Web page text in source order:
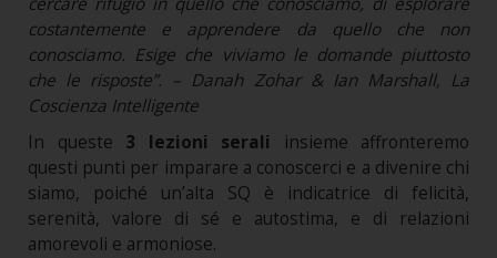
costantemente e apprendere da quello che non
conosciamo. Esige che viviamo le domande piuttosto
che le risposte”. – Danah Zohar & Ian Marshall, La
Coscienza Intelligente
In queste 3 lezioni serali insieme affronteremo
questi punti per imparare a conoscerci e a divenire chi
siamo, poiché un’alta SQ è indicatrice di felicità,
serenità, valore di sé e autostima, e di relazioni
amorevoli e armoniose.